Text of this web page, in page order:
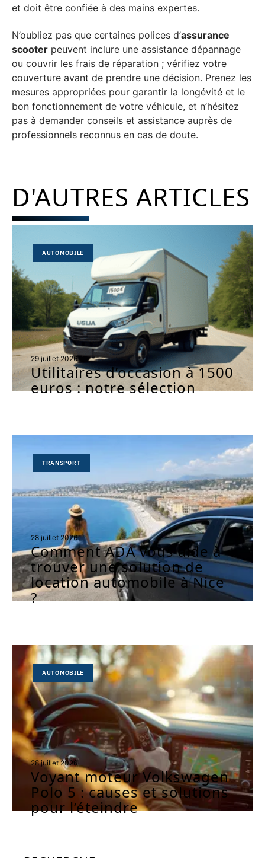
et doit être confiée à des mains expertes.
N’oubliez pas que certaines polices d’assurance
scooter peuvent inclure une assistance dépannage
ou couvrir les frais de réparation ; vérifiez votre
couverture avant de prendre une décision. Prenez les
mesures appropriées pour garantir la longévité et le
bon fonctionnement de votre véhicule, et n’hésitez
pas à demander conseils et assistance auprès de
professionnels reconnus en cas de doute.
D'AUTRES ARTICLES
AUTOMOBILE
29 juillet 2026
Utilitaires d’occasion à 1500
euros : notre sélection
TRANSPORT
28 juillet 2026
Comment ADA vous aide à
trouver une solution de
location automobile à Nice
?
AUTOMOBILE
28 juillet 2026
Voyant moteur Volkswagen
Polo 5 : causes et solutions
pour l’éteindre